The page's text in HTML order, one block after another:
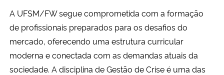
A UFSM/FW segue comprometida com a formação
de profissionais preparados para os desafios do
mercado, oferecendo uma estrutura curricular
moderna e conectada com as demandas atuais da
sociedade. A disciplina de Gestão de Crise é uma das